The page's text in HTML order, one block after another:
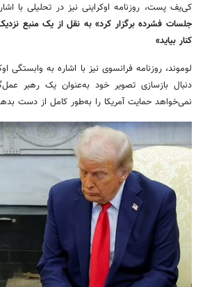
کی‌یف پست، روزنامه اوکراینی نیز در تحلیلی با
جلسات فشرده برگزار کرد» به نقل از یک منبع
کنار بیاید»
لوموند، روزنامه فرانسوی نیز با اشاره به
دنبال بازسازی تصویر خود به‌عنوان یک رهبر
نمی‌خواهد حمایت آمریکا را به‌طور کامل از دست